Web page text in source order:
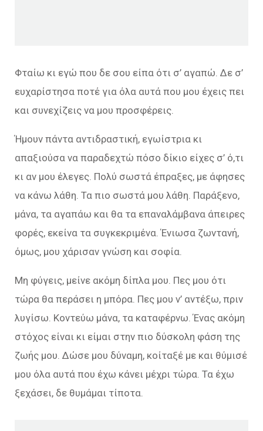
Φταίω κι εγώ που δε σου είπα ότι σ’ αγαπώ. Δε σ’
ευχαρίστησα ποτέ για όλα αυτά που μου έχεις πει
και συνεχίζεις να μου προσφέρεις.
Ήμουν πάντα αντιδραστική, εγωίστρια κι
απαξιούσα να παραδεχτώ πόσο δίκιο είχες σ’ ό,τι
κι αν μου έλεγες. Πολύ σωστά έπραξες, με άφησες
να κάνω λάθη. Τα πιο σωστά μου λάθη. Παράξενο,
μάνα, τα αγαπάω και θα τα επαναλάμβανα άπειρες
φορές, εκείνα τα συγκεκριμένα. Ένιωσα ζωντανή,
όμως, μου χάρισαν γνώση και σοφία.
Μη φύγεις, μείνε ακόμη δίπλα μου. Πες μου ότι
τώρα θα περάσει η μπόρα. Πες μου ν’ αντέξω, πριν
λυγίσω. Κοντεύω μάνα, τα καταφέρνω. Ένας ακόμη
στόχος είναι κι είμαι στην πιο δύσκολη φάση της
ζωής μου. Δώσε μου δύναμη, κοίταξέ με και θύμισέ
μου όλα αυτά που έχω κάνει μέχρι τώρα. Τα έχω
ξεχάσει, δε θυμάμαι τίποτα.